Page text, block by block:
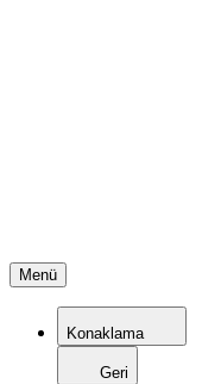
Menü
Konaklama
Geri